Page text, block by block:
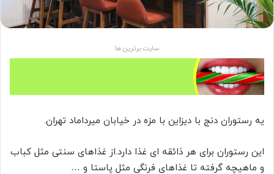
سایت برترین ها
یه رستوران دنج با دیزاین با مزه در خیابان میرداماد تهران.
این رستوران برای هر ذائقه ای غذا دارد.از غذاهای سنتی مثل کباب
و ماهیچه گرفته تا غذاهای فرنگی مثل پاستا و …